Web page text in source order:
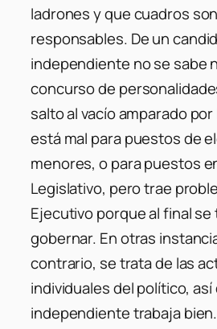
ladrones y que cuadros
responsables. De un
independiente no se sabe
concurso de
salto al vacío amparado
está mal para puestos de
menores, o para puestos
Legislativo, pero trae
Ejecutivo porque al final se
gobernar. En otras
contrario, se trata de las
individuales del político,
independiente trabaja bien.